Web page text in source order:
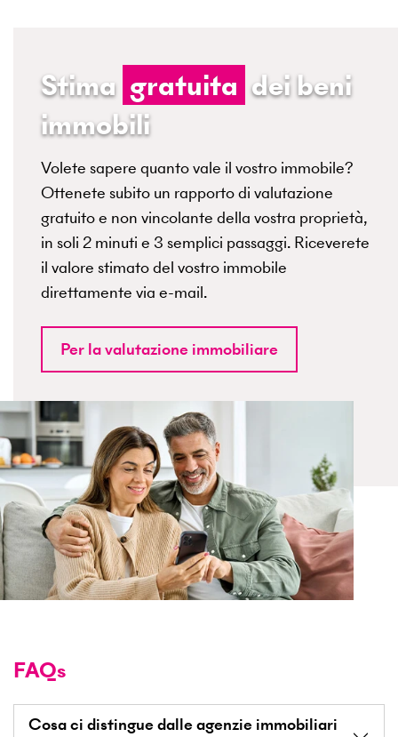
Stima gratuita dei beni
immobili
Volete sapere quanto vale il vostro immobile?
Ottenete subito un rapporto di valutazione
gratuito e non vincolante della vostra proprietà,
in soli 2 minuti e 3 semplici passaggi. Riceverete
il valore stimato del vostro immobile
direttamente via e-mail.
Per la valutazione immobiliare
FAQs
Cosa ci distingue dalle agenzie immobiliari